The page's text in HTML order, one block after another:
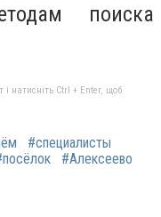
поиска
натисніть Ctrl + Enter, щоб
#специалисты
#Алексеево